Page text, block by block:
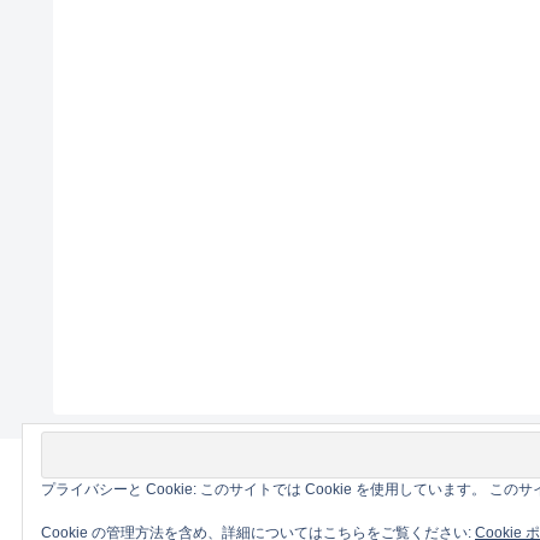
プライバシーと Cookie: このサイトでは Cookie を使用しています。 この
Cookie の管理方法を含め、詳細についてはこちらをご覧ください: Cookie